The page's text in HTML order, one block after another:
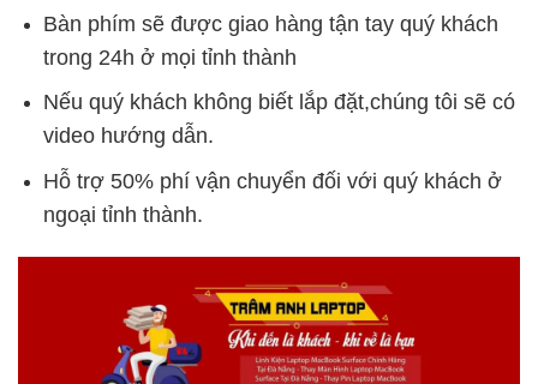
Bàn phím sẽ được giao hàng tận tay quý khách
trong 24h ở mọi tỉnh thành
Nếu quý khách không biết lắp đặt,chúng tôi sẽ có
video hướng dẫn.
Hỗ trợ 50% phí vận chuyển đối với quý khách ở
ngoại tỉnh thành.